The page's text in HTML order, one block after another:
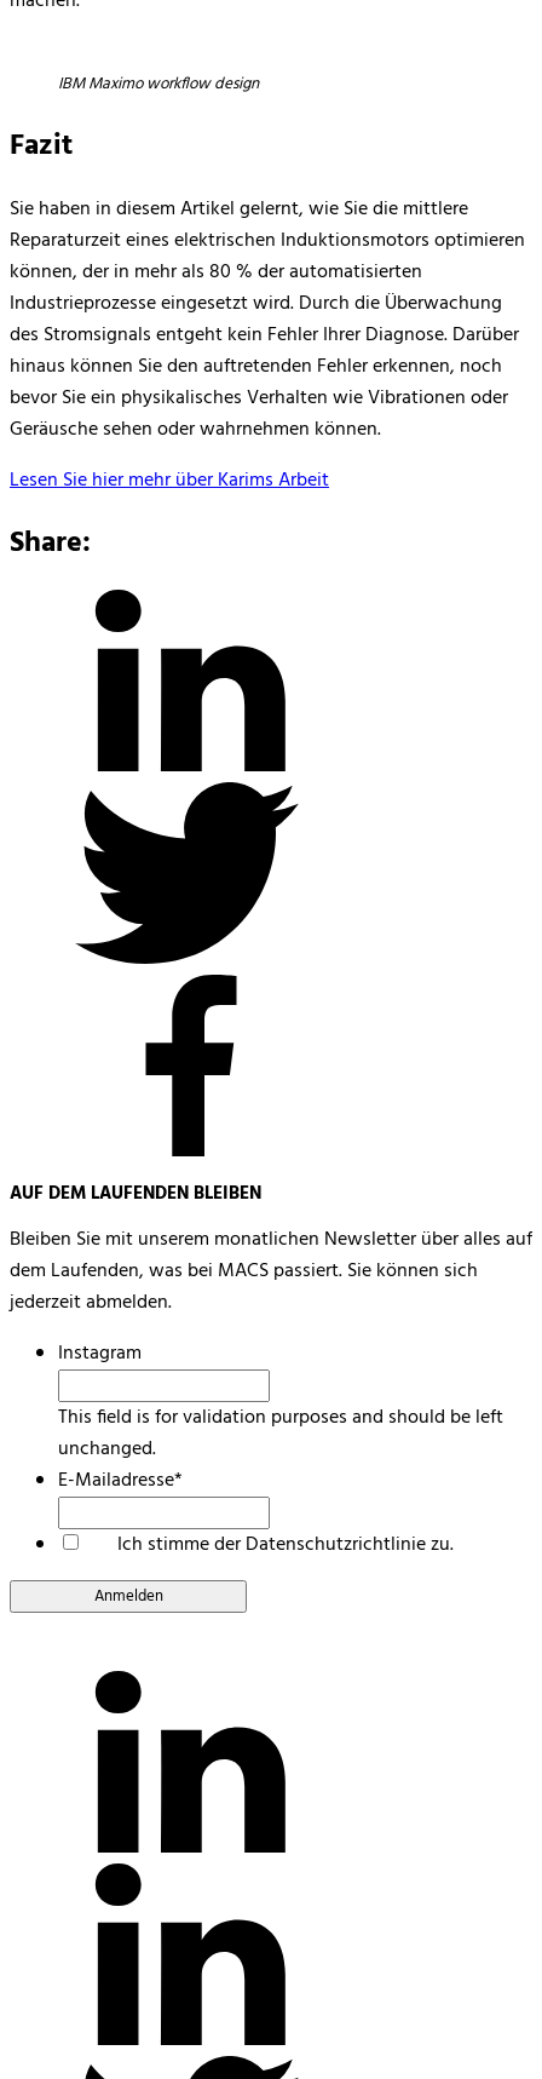
IBM Maximo workflow design
Fazit
Sie haben in diesem Artikel gelernt, wie Sie die mittlere
Reparaturzeit eines elektrischen Induktionsmotors optimieren
können, der in mehr als 80 % der automatisierten
Industrieprozesse eingesetzt wird. Durch die Überwachung
des Stromsignals entgeht kein Fehler Ihrer Diagnose. Darüber
hinaus können Sie den auftretenden Fehler erkennen, noch
bevor Sie ein physikalisches Verhalten wie Vibrationen oder
Geräusche sehen oder wahrnehmen können.
Lesen Sie hier mehr über Karims Arbeit
Share:
AUF DEM LAUFENDEN BLEIBEN
Bleiben Sie mit unserem monatlichen Newsletter über alles auf
dem Laufenden, was bei MACS passiert. Sie können sich
jederzeit abmelden.
Instagram
This field is for validation purposes and should be left
unchanged.
E-Mailadresse*
*
Ich stimme der Datenschutzrichtlinie zu.